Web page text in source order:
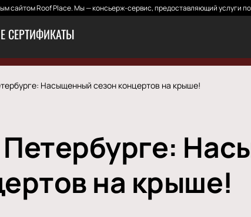
сайтом Roof Place. Мы — консьерж-сервис, предоставляющий услуги
СЕРТИФИКАТЫ
Насыщенный сезон концертов на крыше!
Петербурге:
на крыше!